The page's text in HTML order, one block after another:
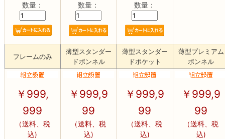
数量： 数量： 数量：
フレームのみ
薄型スタンダー
ドボンネル
薄型スタンダー
ドポケット
薄型プレミアム
ボンネル
￥ 999,
999
（送料、税
込)
￥ 999,9
99
（送料、税
込)
￥ 999,9
99
（送料、税
込)
￥ 999,9
99
（送料、税
込)